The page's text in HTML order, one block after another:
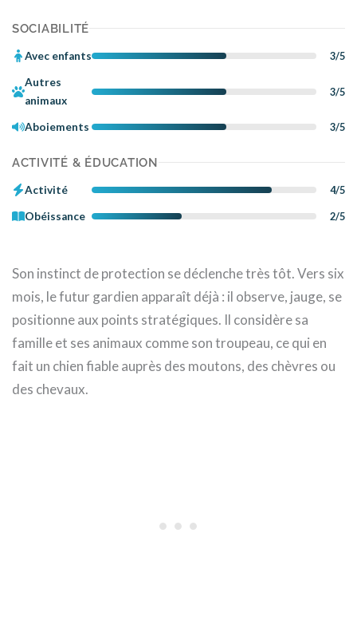
SOCIABILITÉ
Avec enfants 3/5
Autres
animaux
3/5
Aboiements 3/5
ACTIVITÉ & ÉDUCATION
Activité 4/5
Obéissance 2/5
Son instinct de protection se déclenche très tôt. Vers six
mois, le futur gardien apparaît déjà : il observe, jauge, se
positionne aux points stratégiques. Il considère sa
famille et ses animaux comme son troupeau, ce qui en
fait un chien fiable auprès des moutons, des chèvres ou
des chevaux.